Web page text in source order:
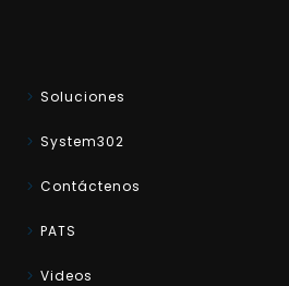
Soluciones
System302
Contáctenos
PATS
Videos